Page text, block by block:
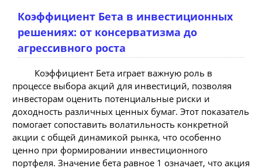
Коэффициент Бета в инвестиционных
решениях: от консерватизма до
агрессивного роста
Коэффициент Бета играет важную роль в
процессе выбора акций для инвестиций, позволяя
инвесторам оценить потенциальные риски и
доходность различных ценных бумаг. Этот показатель
помогает сопоставить волатильность конкретной
акции с общей динамикой рынка, что особенно
ценно при формировании инвестиционного
портфеля. Значение бета равное 1 означает, что акция